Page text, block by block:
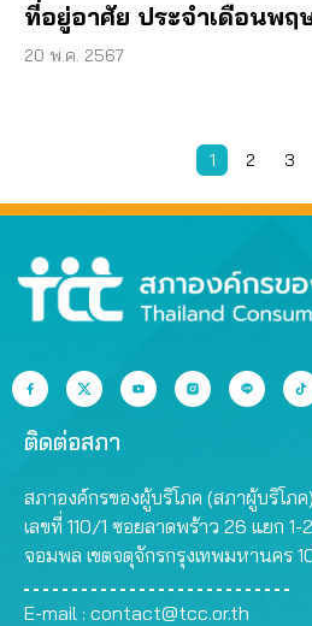
ที่อยู่อาศัย ประจำเดือนพฤ
20 พ.ค. 2567
1 2 3
ติดต่อสภา
สภาองค์กรของผู้บริโภค (สภาผู้บริโภค)
เลขที่ 110/1 ซอยลาดพร้าว 26 แยก
จอมพล เขตจตุจักรกรุงเทพมหานคร
E-mail : contact@tcc.or.th